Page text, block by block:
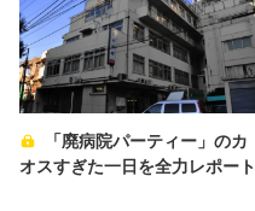
「廃病院パーティー」のカ
オスすぎた一日を全力レポート